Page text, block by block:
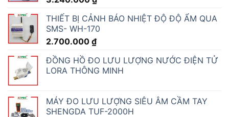
THIẾT BỊ CẢNH BÁO NHIỆT ĐỘ ĐỘ ẨM QUA
SMS- WH-170
2.700.000 ₫
ĐỒNG HỒ ĐO LƯU LƯỢNG NƯỚC ĐIỆN TỬ
LORA THÔNG MINH
MÁY ĐO LƯU LƯỢNG SIÊU ÂM CẦM TAY
SHENGDA TUF-2000H